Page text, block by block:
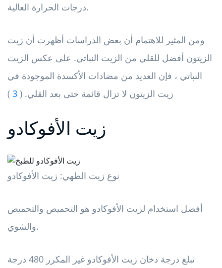
درجات الحرارة العالية.
ومن المثير للاهتمام أن بعض الدراسات أظهرت أن زيت
الزيتون أفضل للقلي من الزيت النباتي. على عكس الزيت
النباتي ، فإن العديد من مضادات الأكسدة الموجودة في
زيت الزيتون لا تزال قائمة حتى بعد القلي. ( 3
)
زيت الأفوكادو
نوع زيت الطهي: زيت الأفوكادو
أفضل استخدام لزيت الأفوكادو هو التحميص والتحميص
والشوي.
تبلغ درجة دخان زيت الأفوكادو غير المكرر 480 درجة